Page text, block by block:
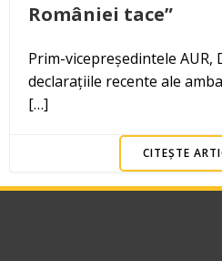
României tace”
Prim-vicepreședintele AUR,
declarațiile recente ale
[…]
CITEȘTE